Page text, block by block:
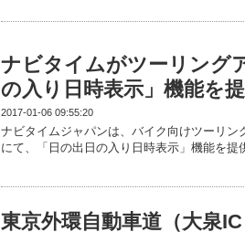
ナビタイムがツーリング
の入り日時表示」機能を
2017-01-06 09:55:20
ナビタイムジャパンは、バイク向けツーリン
にて、「日の出日の入り日時表示」機能を提
東京外環自動車道（大泉IC